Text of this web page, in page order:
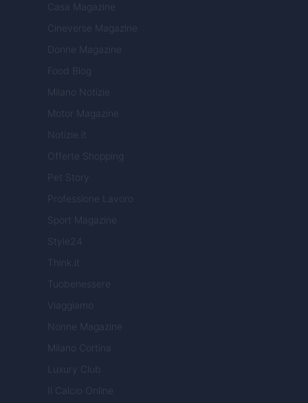
Casa Magazine
Cineverse Magazine
Donne Magazine
Food Blog
Milano Notizie
Motor Magazine
Notizie.it
Offerte Shopping
Pet Story
Professione Lavoro
Sport Magazine
Style24
Think.it
Tuobenessere
Viaggiamo
Nonne Magazine
Milano Cortina
Luxury Club
Il Calcio Online